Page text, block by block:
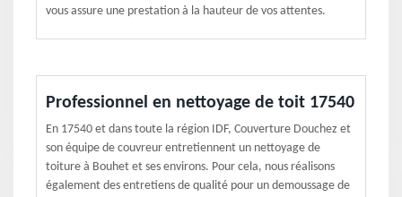
vous assure une prestation à la hauteur de vos attentes.
Professionnel en nettoyage de toit 17540
En 17540 et dans toute la région IDF, Couverture Douchez et
son équipe de couvreur entretiennent un nettoyage de
toiture à Bouhet et ses environs. Pour cela, nous réalisons
également des entretiens de qualité pour un demoussage de